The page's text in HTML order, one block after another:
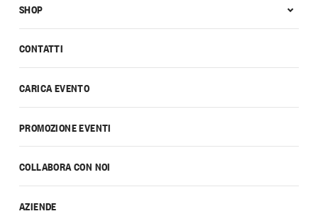
CONTATTI
CARICA EVENTO
PROMOZIONE EVENTI
COLLABORA CON NOI
AZIENDE
SHOP